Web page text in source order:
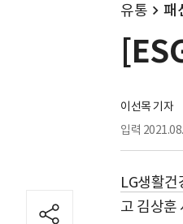
유통 패
이선목 기자
입력
LG생활건
고 김상훈